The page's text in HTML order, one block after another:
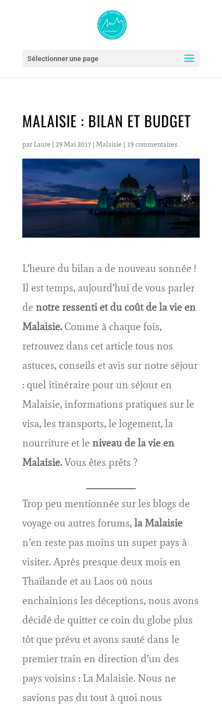
Sélectionner une page
MALAISIE : BILAN ET BUDGET
par Laure | 29 Mai 2017| Malaisie | 19 commentaires
L’heure du bilan a de nouveau sonnée !
Il est temps, aujourd’hui de vous parler
de notre ressenti et du coût de la vie en
Malaisie.Comme à chaque fois,
retrouvez dans cet article tous nos
astuces, conseils et avis sur notre séjour
: quel itinéraire pour un séjour en
Malaisie, informations pratiques sur le
visa, les transports, le logement, la
nourriture et le niveau de la vie en
Malaisie.Vous êtes prêts ?
Trop peu mentionnée sur les blogs de
voyage ou autres forums,la Malaisie
n’en reste pas moins un super pays à
visiter. Après presque deux mois en
Thaïlande et au Laos où nous
enchaînions les déceptions, nous avons
décidé de quitter ce coin du globe plus
tôt que prévu et avons sauté dans le
premier train en direction d’un des
pays voisins : La Malaisie. Nous ne
savions pas du tout à quoi nous